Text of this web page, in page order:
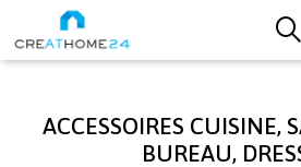
ACCESSOIRES CUISINE,
BUREAU,